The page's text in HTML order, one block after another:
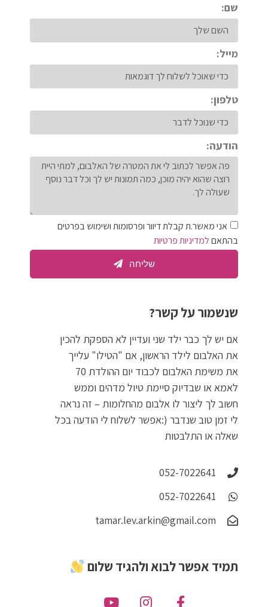
שנשמור על קשר?
אם יש לך כבר ילד שני ועדיין לא הספקת להכין
את האלבום לילד הראשון, אם "הטילו" עלייך
את משימת האלבום לכבוד יום ההולדת 70
לאמא או שבדיוק סיימת טיול מדהים וממש
חשוב לך ליצור לו אלבום מהחלומות – זה נראה
לי זמן טוב שנדבר (:אפשר לשלוח לי הודעה בכל
שאלה או התלבטות
052-7022641
052-7022641
tamar.lev.arkin@gmail.com
תמיד אפשר לבוא ולהגיד שלום
שם:
מייל:
טלפון:
הודעה:
אני מאשר.ת קבלת דיוור ופרסומות ושימוש בפרטים
בהתאםלמדיניות פרטיות
שליחה